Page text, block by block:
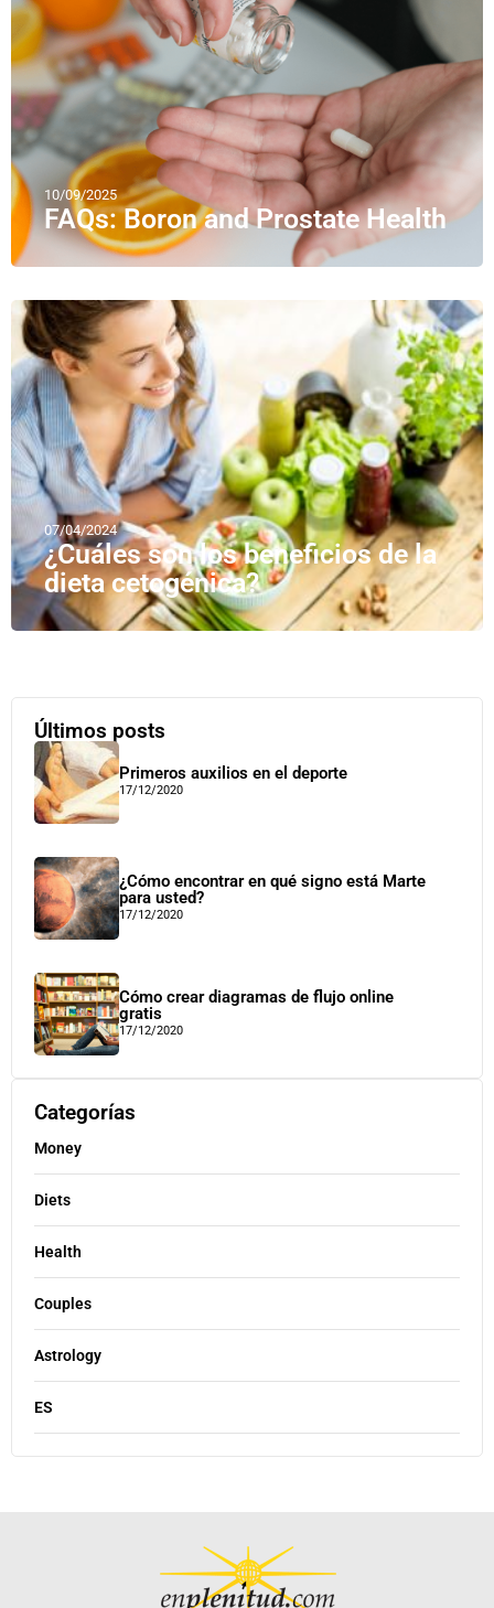
10/09/2025
FAQs: Boron and Prostate Health
07/04/2024
¿Cuáles son los beneficios de la
dieta cetogénica?
Últimos posts
Primeros auxilios en el deporte
17/12/2020
¿Cómo encontrar en qué signo está Marte
para usted?
17/12/2020
Cómo crear diagramas de flujo online
gratis
17/12/2020
Categorías
Money
Diets
Health
Couples
Astrology
ES